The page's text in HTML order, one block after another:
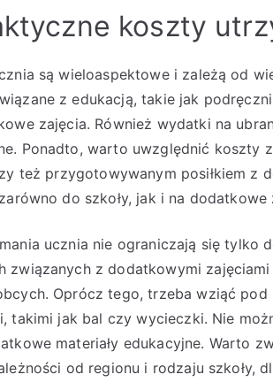
koszty
są wieloaspektowe i zależą od
z edukacją, takie jak
zajęcia. Również wydatki na
Ponadto, warto uwzględnić koszty
też przygotowywanym posiłkiem z
do szkoły, jak i na
ucznia nie ograniczają się tylko
związanych z dodatkowymi
Oprócz tego, trzeba wziąć
takimi jak bal czy wycieczki. Nie
materiały edukacyjne. Warto
od regionu i rodzaju szkoły,